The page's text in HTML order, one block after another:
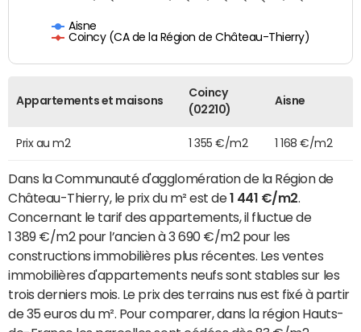
Aisne
Coincy (CA de la Région de Château-Thierry)
Appartements et maisons
Coincy
(02210)
Aisne
Prix au m2 1 355 €/m2 1 168 €/m2
Dans la Communauté d'agglomération de la Région de
Château-Thierry, le prix du m² est de1 441 €/m2
Concernant le tarif des appartements, il fluctue de
1 389 €/m2 pour l’ancien à 3 690 €/m2 pour les
constructions immobilières plus récentes. Les ventes
immobilières d'appartements neufs sont stables sur les
trois derniers mois. Le prix des terrains nus est fixé à partir
de 35 euros du m². Pour comparer, dans la région Hauts-